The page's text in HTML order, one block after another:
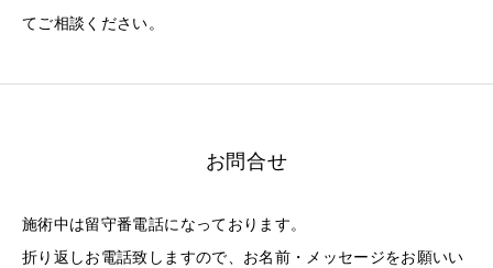
てご相談ください。
お問合せ
施術中は留守番電話になっております。
折り返しお電話致しますので、お名前・メッセージをお願いい